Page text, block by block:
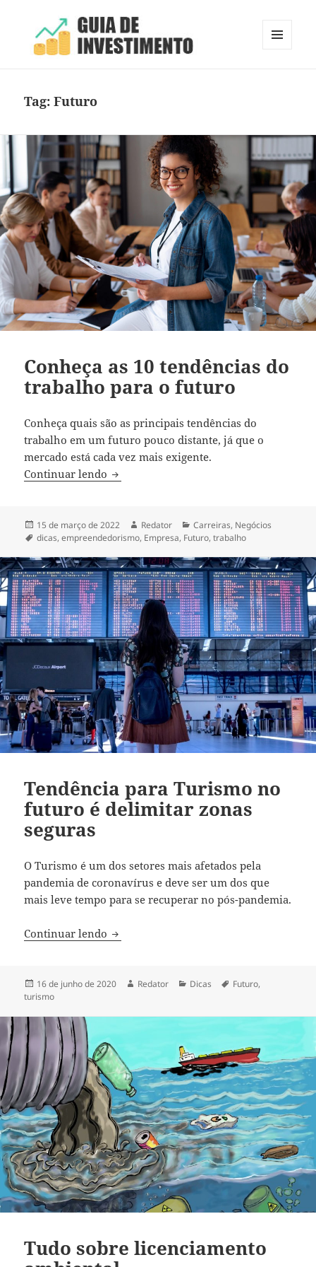
Tag:Futuro
Conheça as 10 tendências do
trabalho para o futuro
Conheça quais são as principais tendências do
trabalho em um futuro pouco distante, já que o
mercado está cada vez mais exigente.
Continuar lendo Conheça as 10 tendências do trabalho
Publicado
em
15 de março de 2022 Autor
Redator Categorias
Carreiras, Negócios
Tags
dicas,empreendedorismo, Empresa, Futuro,trabalho
Tendência para Turismo no
futuro é delimitar zonas
seguras
O Turismo é um dos setores mais afetados pela
pandemia de coronavírus e deve ser um dos que
mais leve tempo para se recuperar no pós-pandemia.
Continuar lendo Tendência para Turismo no futuro é
Publicado
em
16 de junho de 2020 Autor
Redator Categorias
Dicas Tags
Futuro,
turismo
Tudo sobre licenciamento